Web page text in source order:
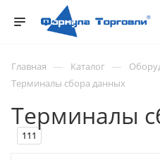
Главная — Каталог —
Терминалы сбора данных
Терминалы
111